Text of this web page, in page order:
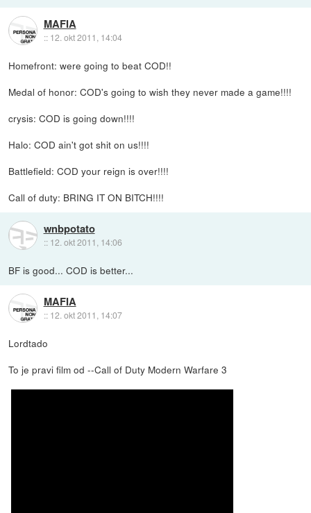
MAFIA
:: 12. okt 2011, 14:04
Homefront: were going to beat COD!!
Medal of honor: COD's going to wish they never made a game!!!!
crysis: COD is going down!!!!
Halo: COD ain't got shit on us!!!!
Battlefield: COD your reign is over!!!!
Call of duty: BRING IT ON BITCH!!!!
wnbpotato
:: 12. okt 2011, 14:06
BF is good... COD is better...
MAFIA
:: 12. okt 2011, 14:07
Lordtado
To je pravi film od --Call of Duty Modern Warfare 3